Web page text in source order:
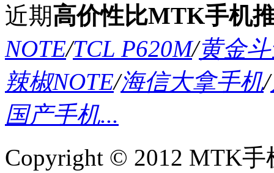
近期高价性比MTK手机
NOTE/TCL P620M/黄金
辣椒NOTE/海信大拿手机/
国产手机...
Copyright © 2012 MTK